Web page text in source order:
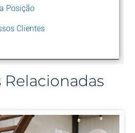
Posição
Clientes
Relacionadas